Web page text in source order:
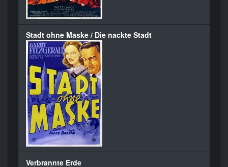
Stadt ohne Maske / Die nackte Stadt
Verbrannte Erde